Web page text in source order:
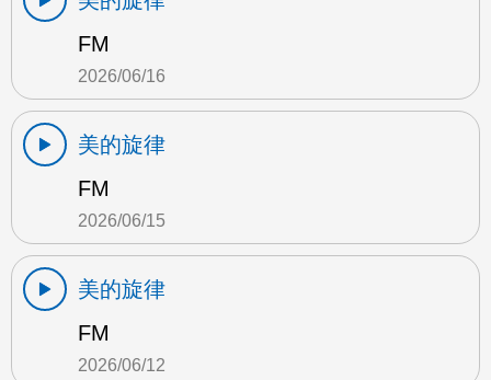
FM
2026/06/16
美的旋律
FM
2026/06/15
美的旋律
FM
2026/06/12